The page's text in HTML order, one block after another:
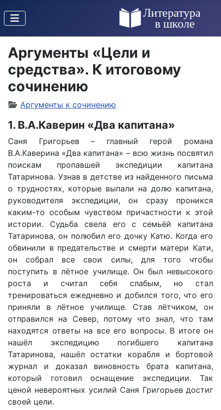
Аргументы «Цели и
средства». К итоговому
сочинению
Аргументы к сочинению
1. В.А.Каверин «Два капитана»
Саня Григорьев – главный герой романа
В.А.Каверина «Два капитана» – всю жизнь посвятил
поискам пропавшей экспедиции капитана
Татаринова. Узнав в детстве из найденного письма
о трудностях, которые выпали на долю капитана,
руководителя экспедиции, он сразу проникся
каким-то особым чувством причастности к этой
истории. Судьба свела его с семьёй капитана
Татаринова, он полюбил его дочку Катю. Когда его
обвинили в предательстве и смерти матери Кати,
он собрал все свои силы, для того чтобы
поступить в лётное училище. Он был невысокого
роста и считал себя слабым, но стал
тренироваться ежедневно и добился того, что его
приняли в лётное училище. Став лётчиком, он
отправился на Север, потому что знал, что там
находятся ответы на все его вопросы. В итоге он
нашёл экспедицию погибшего капитана
Татаринова, нашёл остатки корабля и бортовой
журнал и доказал виновность брата капитана,
который готовил оснащение экспедиции. Так
ценой невероятных усилий Саня Григорьев достиг
своей цели.